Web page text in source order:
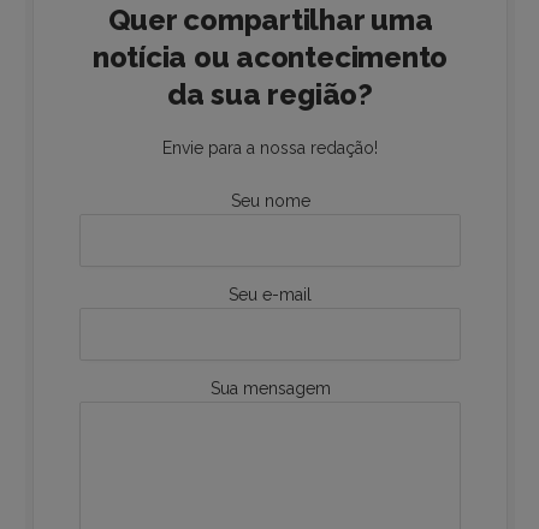
Quer compartilhar uma
notícia ou acontecimento
da sua região?
Envie para a nossa redação!
Seu nome
Seu e-mail
Sua mensagem